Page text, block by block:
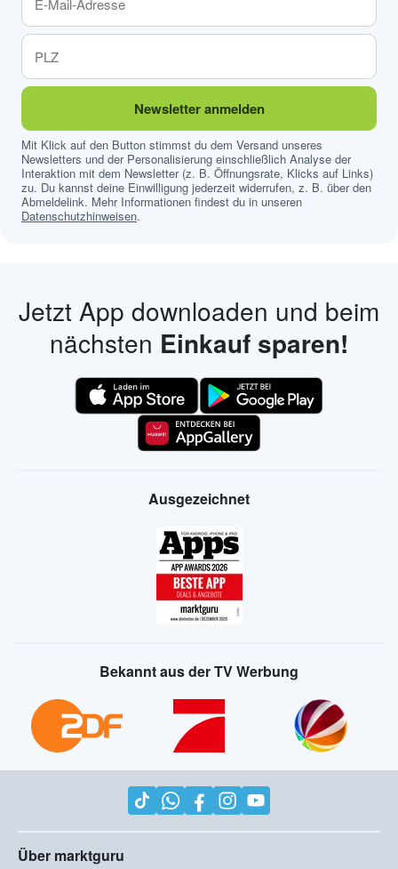
Newsletter anmelden
Mit Klick auf den Button stimmst du dem Versand unseres
Newsletters und der Personalisierung einschließlich Analyse der
Interaktion mit dem Newsletter (z. B. Öffnungsrate, Klicks auf Links)
zu. Du kannst deine Einwilligung jederzeit widerrufen, z. B. über den
Abmeldelink. Mehr Informationen findest du in unseren
Datenschutzhinweisen.
Jetzt App downloaden und beim
nächsten Einkauf sparen!
Ausgezeichnet
Bekannt aus der TV Werbung
Über marktguru